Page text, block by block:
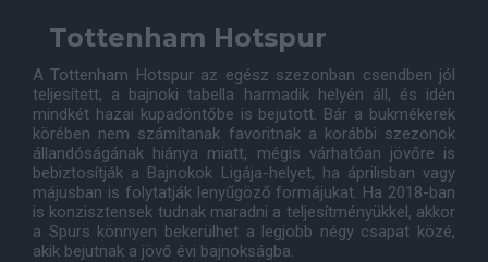
Tottenham Hotspur
A Tottenham Hotspur az egész szezonban csendben jól
teljesített, a bajnoki tabella harmadik helyén áll, és idén
mindkét hazai kupadöntőbe is bejutott. Bár a bukmékerek
körében nem számítanak favoritnak a korábbi szezonok
állandóságának hiánya miatt, mégis várhatóan jövőre is
bebiztosítják a Bajnokok Ligája-helyet, ha áprilisban vagy
májusban is folytatják lenyűgöző formájukat. Ha 2018-ban
is konzisztensek tudnak maradni a teljesítményükkel, akkor
a Spurs könnyen bekerülhet a legjobb négy csapat közé,
akik bejutnak a jövő évi bajnokságba.